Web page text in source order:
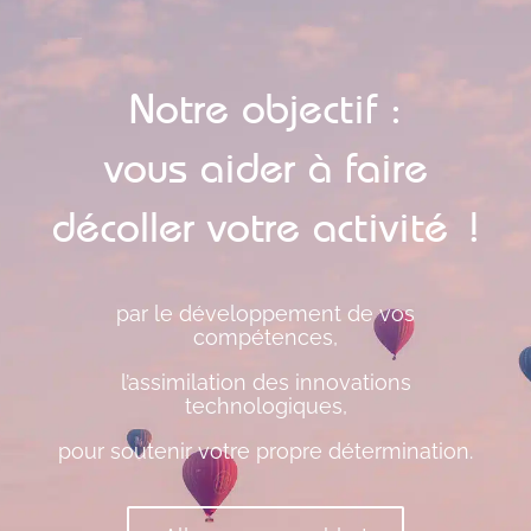
Notre objectif :
vous aider à faire
décoller votre activité !
par le développement de vos
compétences,
l’assimilation des innovations
technologiques,
pour soutenir votre propre détermination.